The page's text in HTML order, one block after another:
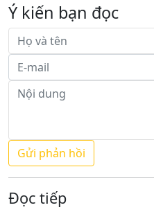
Ý kiến bạn đọc
Đọc tiếp